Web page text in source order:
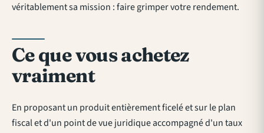
véritablement sa mission : faire grimper votre rendement.
Ce que vous achetez
vraiment
En proposant un produit entièrement ficelé et sur le plan
fiscal et d'un point de vue juridique accompagné d'un taux